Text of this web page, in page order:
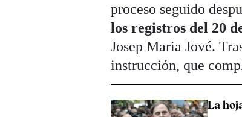
proceso seguido
los registros del 20
Josep Maria Jové.
instrucción, que
La